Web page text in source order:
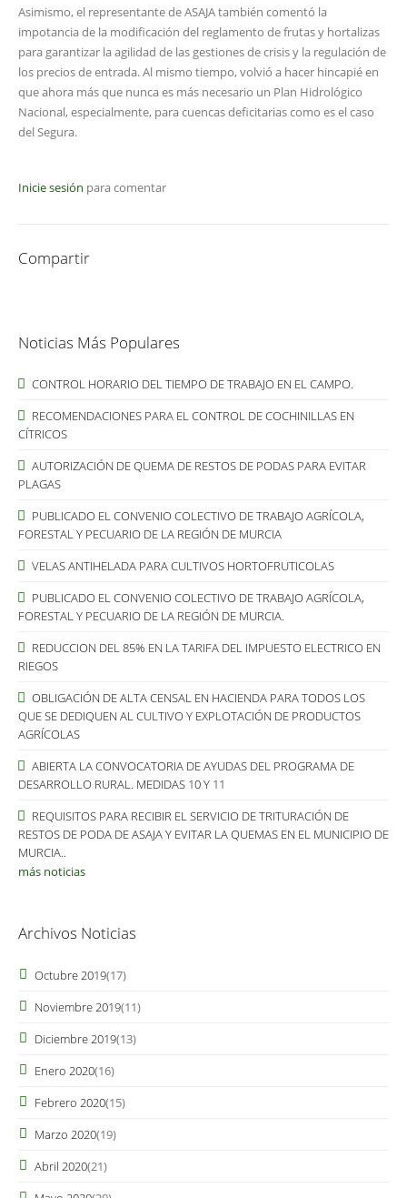
Asimismo, el representante de ASAJA también comentó la
impotancia de la modificación del reglamento de frutas y hortalizas
para garantizar la agilidad de las gestiones de crisis y la regulación de
los precios de entrada. Al mismo tiempo, volvió a hacer hincapié en
que ahora más que nunca es más necesario un Plan Hidrológico
Nacional, especialmente, para cuencas deficitarias como es el caso
del Segura.
Inicie sesión para comentar
Compartir
Noticias Más Populares
CONTROL HORARIO DEL TIEMPO DE TRABAJO EN EL CAMPO.
RECOMENDACIONES PARA EL CONTROL DE COCHINILLAS EN
CÍTRICOS
AUTORIZACIÓN DE QUEMA DE RESTOS DE PODAS PARA EVITAR
PLAGAS
PUBLICADO EL CONVENIO COLECTIVO DE TRABAJO AGRÍCOLA,
FORESTAL Y PECUARIO DE LA REGIÓN DE MURCIA
VELAS ANTIHELADA PARA CULTIVOS HORTOFRUTICOLAS
PUBLICADO EL CONVENIO COLECTIVO DE TRABAJO AGRÍCOLA,
FORESTAL Y PECUARIO DE LA REGIÓN DE MURCIA.
REDUCCION DEL 85% EN LA TARIFA DEL IMPUESTO ELECTRICO EN
RIEGOS
OBLIGACIÓN DE ALTA CENSAL EN HACIENDA PARA TODOS LOS
QUE SE DEDIQUEN AL CULTIVO Y EXPLOTACIÓN DE PRODUCTOS
AGRÍCOLAS
ABIERTA LA CONVOCATORIA DE AYUDAS DEL PROGRAMA DE
DESARROLLO RURAL. MEDIDAS 10 Y 11
REQUISITOS PARA RECIBIR EL SERVICIO DE TRITURACIÓN DE
RESTOS DE PODA DE ASAJA Y EVITAR LA QUEMAS EN EL MUNICIPIO DE
MURCIA..
más noticias
Archivos Noticias
Octubre 2019(17)
Noviembre 2019(11)
Diciembre 2019(13)
Enero 2020(16)
Febrero 2020(15)
Marzo 2020(19)
Abril 2020(21)